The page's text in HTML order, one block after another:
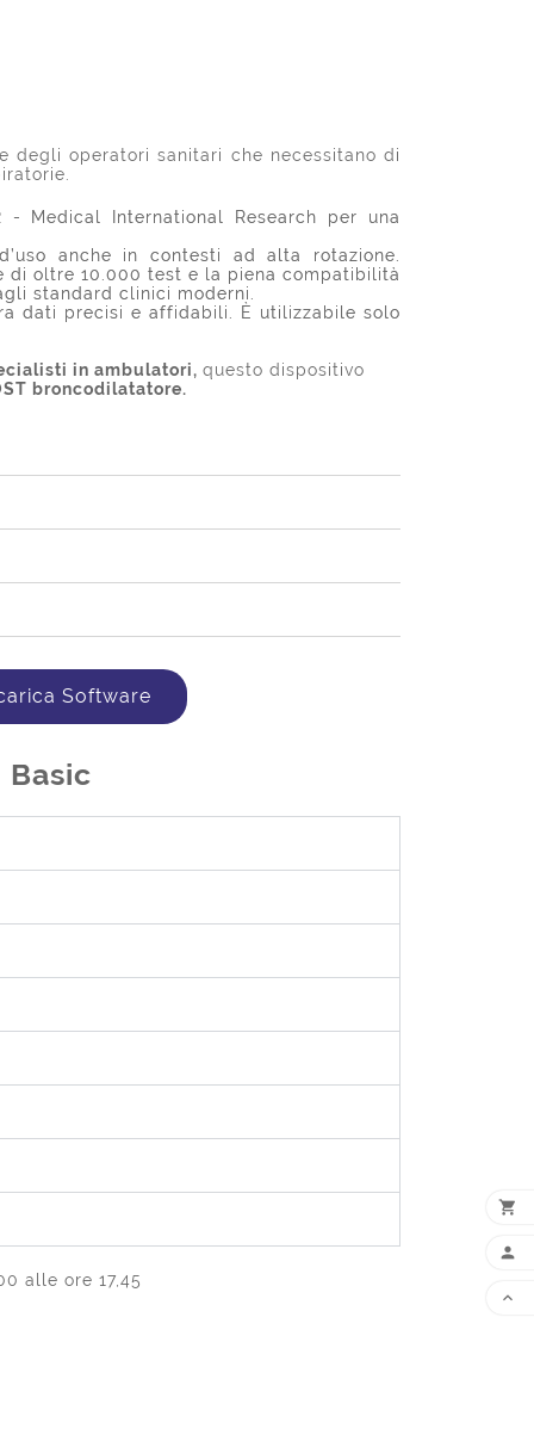
degli operatori sanitari che necessitano di
Medical International Research per una
anche in contesti ad alta rotazione.
di oltre 10.000 test e la piena compatibilità
standard clinici moderni.
dati precisi e affidabili. È utilizzabile solo
in ambulatori, questo dispositivo
broncodilatatore.
Software
alle ore 17,45


